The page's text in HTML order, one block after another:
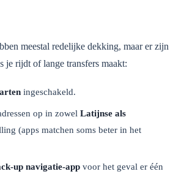
meestal redelijke dekking, maar er zijn
je rijdt of lange transfers maakt:
ingeschakeld.
op in zowelLatijnse als
(apps matchen soms beter in het
up navigatie-app voor het geval er één